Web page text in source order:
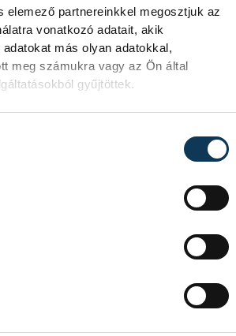
elemező partnereinkkel megosztjuk az
vonatkozó adatait, akik
más olyan adatokkal,
meg számukra vagy az Ön által
gyűjtöttek.